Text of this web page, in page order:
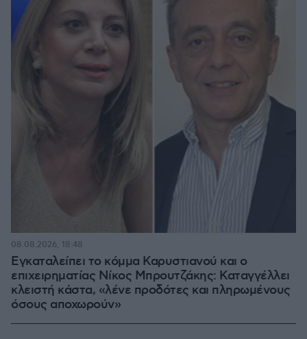
Εγκαταλείπει το κόμμα Καρυστιανού και ο
επιχειρηματίας Νίκος Μπρουτζάκης: Καταγγέλλει
κλειστή κάστα, «λένε προδότες και πληρωμένους
όσους αποχωρούν»
08.08.2026, 18:48